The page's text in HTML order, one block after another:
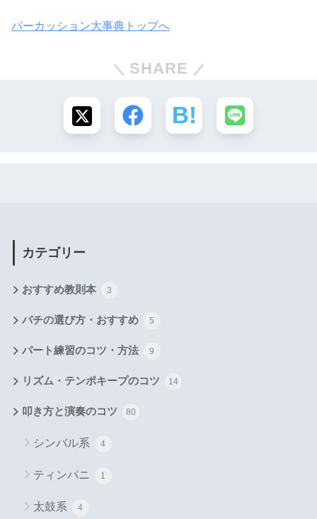
パーカッション大事典トップへ
SHARE
カテゴリー
おすすめ教則本 3
バチの選び方・おすすめ 5
パート練習のコツ・方法 9
リズム・テンポキープのコツ 14
叩き方と演奏のコツ 80
シンバル系 4
ティンパニ 1
太鼓系 4